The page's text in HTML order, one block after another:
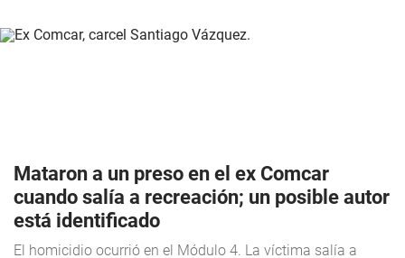
Mataron a un preso en el ex Comcar
cuando salía a recreación; un posible autor
está identificado
El homicidio ocurrió en el Módulo 4. La víctima salía a